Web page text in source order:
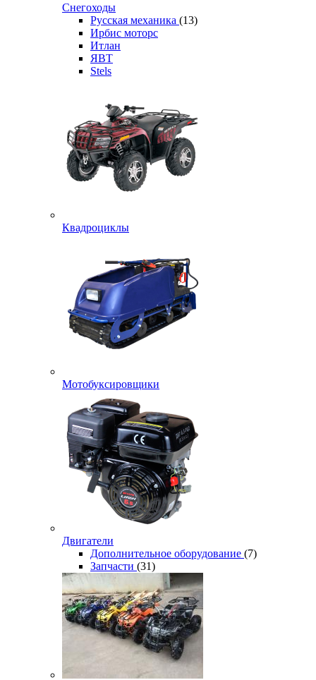
Снегоходы
Русская механика (13)
Ирбис моторс
Итлан
ЯВТ
Stels
Квадроциклы
Мотобуксировщики
Двигатели
Дополнительное оборудование (7)
Запчасти (31)